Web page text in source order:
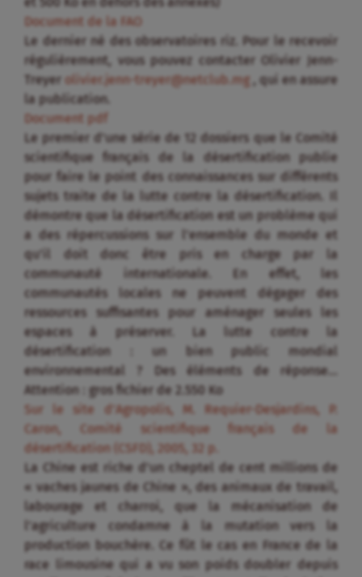
Document de la FAO
Le dernier né des observatoires riz. Pour le recevoir
régulièrement, vous pouvez contacter Olivier Jenn-
Treyer olivier.jenn-treyer@netclub.mg , qui en assure
la publication.
Document pdf
Le premier d’une série de 12 dossiers que le Comité
scientifique français de la désertification publie
pour faire le point des connaissances sur différents
sujets traite de la lutte contre la désertification. Il
démontre que la désertification est un problème qui
a des répercussions sur l’ensemble du monde et
qu’il doit donc être pris en charge par la
communauté internationale. En effet, les
communautés locales ne peuvent dégager des
ressources suffisantes pour aménager seules les
espaces à préserver. La lutte contre la
désertification : un bien public mondial
environnemental ? Des éléments de réponse…
Attention : gros fichier de 2.550 Ko
Sur le site d’Agropolis, M. Requier-Desjardins, P.
Caron, Comité scientifique français de la
désertification (CSFD), 2005, 32 p.
La Chine est riche d’un cheptel de cent millions de
« vaches jaunes de Chine », des animaux de travail,
labourage et charroi, que la mécanisation de
l’agriculture condamne à la mutation vers la
production bouchère. Ce fût le cas en France de la
race limousine qui a vu son poids doubler depuis